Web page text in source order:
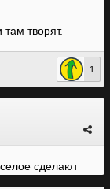
творят.
1
сделают